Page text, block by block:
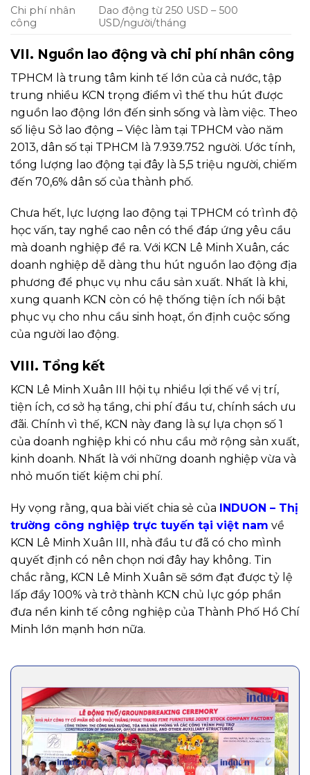
Chi phí nhân
công
Dao động từ 250 USD – 500
USD/người/tháng
VII. Nguồn lao động và chi phí nhân công
TPHCM là trung tâm kinh tế lớn của cả nước, tập
trung nhiều KCN trọng điểm vì thế thu hút được
nguồn lao động lớn đến sinh sống và làm việc. Theo
số liệu Sở lao động – Việc làm tại TPHCM vào năm
2013, dân số tại TPHCM là 7.939.752 người. Ước tính,
tổng lượng lao động tại đây là 5,5 triệu người, chiếm
đến 70,6% dân số của thành phố.
Chưa hết, lực lượng lao động tại TPHCM có trình độ
học vấn, tay nghề cao nên có thể đáp ứng yêu cầu
mà doanh nghiệp đề ra. Với KCN Lê Minh Xuân, các
doanh nghiệp dễ dàng thu hút nguồn lao động địa
phương để phục vụ nhu cầu sản xuất. Nhất là khi,
xung quanh KCN còn có hệ thống tiện ích nổi bật
phục vụ cho nhu cầu sinh hoạt, ổn định cuộc sống
của người lao động.
VIII. Tổng kết
KCN Lê Minh Xuân III hội tụ nhiều lợi thế về vị trí,
tiện ích, cơ sở hạ tầng, chi phí đầu tư, chính sách ưu
đãi. Chính vì thế, KCN này đang là sự lựa chọn số 1
của doanh nghiệp khi có nhu cầu mở rộng sản xuất,
kinh doanh. Nhất là với những doanh nghiệp vừa và
nhỏ muốn tiết kiệm chi phí.
Hy vọng rằng, qua bài viết chia sẻ của INDUON – Thị
trường công nghiệp trực tuyến tại việt nam về
KCN Lê Minh Xuân III, nhà đầu tư đã có cho mình
quyết định có nên chọn nơi đây hay không. Tin
chắc rằng, KCN Lê Minh Xuân sẽ sớm đạt được tỷ lệ
lấp đầy 100% và trở thành KCN chủ lực góp phần
đưa nền kinh tế công nghiệp của Thành Phố Hồ Chí
Minh lớn mạnh hơn nữa.